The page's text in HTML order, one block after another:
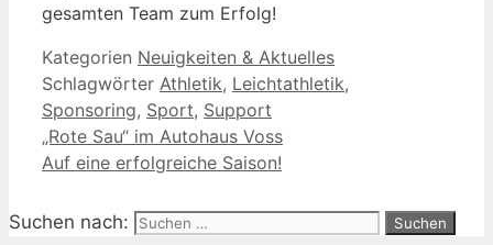
gesamten Team zum Erfolg!
Kategorien Neuigkeiten & Aktuelles
Schlagwörter Athletik, Leichtathletik,
Sponsoring, Sport, Support
„Rote Sau“ im Autohaus Voss
Auf eine erfolgreiche Saison!
Suchen nach: